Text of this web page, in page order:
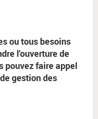
ou tous besoins
l'ouverture de
pouvez faire appel
gestion des